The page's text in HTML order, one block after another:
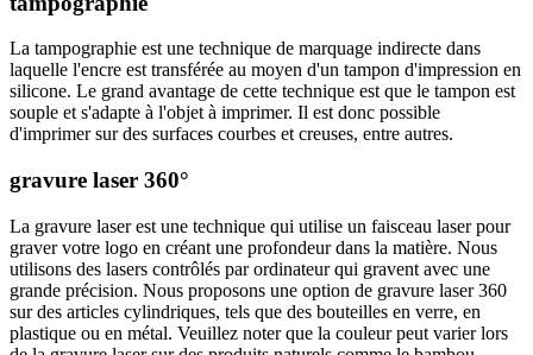
La tampographie est une technique de marquage indirecte dans
laquelle l'encre est transférée au moyen d'un tampon d'impression en
silicone. Le grand avantage de cette technique est que le tampon est
souple et s'adapte à l'objet à imprimer. Il est donc possible
d'imprimer sur des surfaces courbes et creuses, entre autres.
gravure laser 360°
La gravure laser est une technique qui utilise un faisceau laser pour
graver votre logo en créant une profondeur dans la matière. Nous
utilisons des lasers contrôlés par ordinateur qui gravent avec une
grande précision. Nous proposons une option de gravure laser 360
sur des articles cylindriques, tels que des bouteilles en verre, en
plastique ou en métal. Veuillez noter que la couleur peut varier lors